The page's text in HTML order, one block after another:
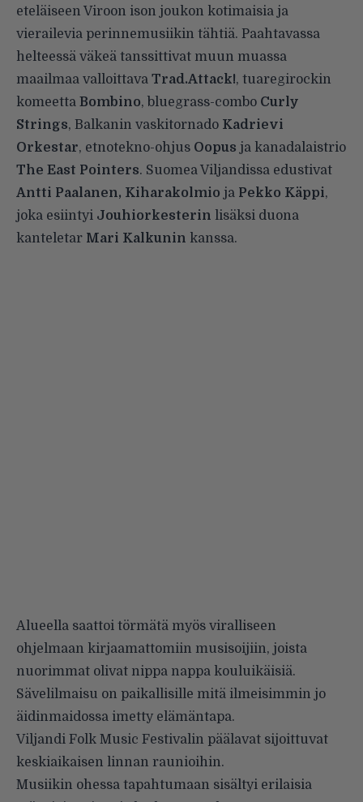
eteläiseen Viroon ison joukon kotimaisia ja
vierailevia perinnemusiikin tähtiä. Paahtavassa
helteessä väkeä tanssittivat muun muassa
maailmaa valloittava Trad.Attack!, tuaregirockin
komeetta Bombino, bluegrass-combo Curly
Strings, Balkanin vaskitornado Kadrievi
Orkestar, etnotekno-ohjus Oopus ja kanadalaistrio
The East Pointers. Suomea Viljandissa edustivat
Antti Paalanen, Kiharakolmio ja Pekko Käppi,
joka esiintyi Jouhiorkesterin lisäksi duona
kanteletar Mari Kalkunin kanssa.
Alueella saattoi törmätä myös viralliseen
ohjelmaan kirjaamattomiin musisoijiin, joista
nuorimmat olivat nippa nappa kouluikäisiä.
Sävelilmaisu on paikallisille mitä ilmeisimmin jo
äidinmaidossa imetty elämäntapa.
Viljandi Folk Music Festivalin päälavat sijoittuvat
keskiaikaisen linnan raunioihin.
Musiikin ohessa tapahtumaan sisältyi erilaisia